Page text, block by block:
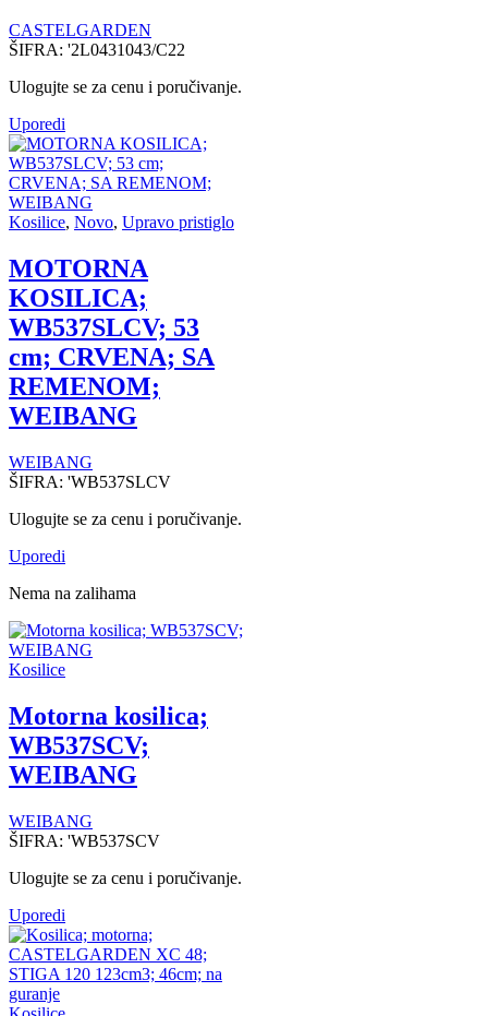
CASTELGARDEN
ŠIFRA: '2L0431043/C22
Ulogujte se za cenu i poručivanje.
Uporedi
Kosilice, Novo, Upravo pristiglo
MOTORNA
KOSILICA;
WB537SLCV; 53
cm; CRVENA; SA
REMENOM;
WEIBANG
WEIBANG
ŠIFRA: 'WB537SLCV
Ulogujte se za cenu i poručivanje.
Uporedi
Nema na zalihama
Kosilice
Motorna kosilica;
WB537SCV;
WEIBANG
WEIBANG
ŠIFRA: 'WB537SCV
Ulogujte se za cenu i poručivanje.
Uporedi